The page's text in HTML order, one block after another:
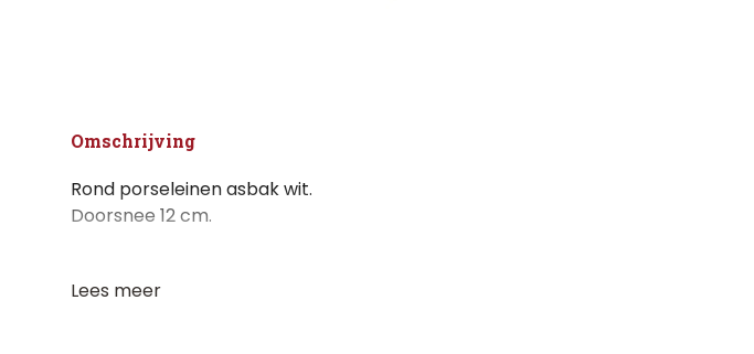
Omschrijving
Rond porseleinen asbak wit.
Doorsnee 12 cm.
Lees meer